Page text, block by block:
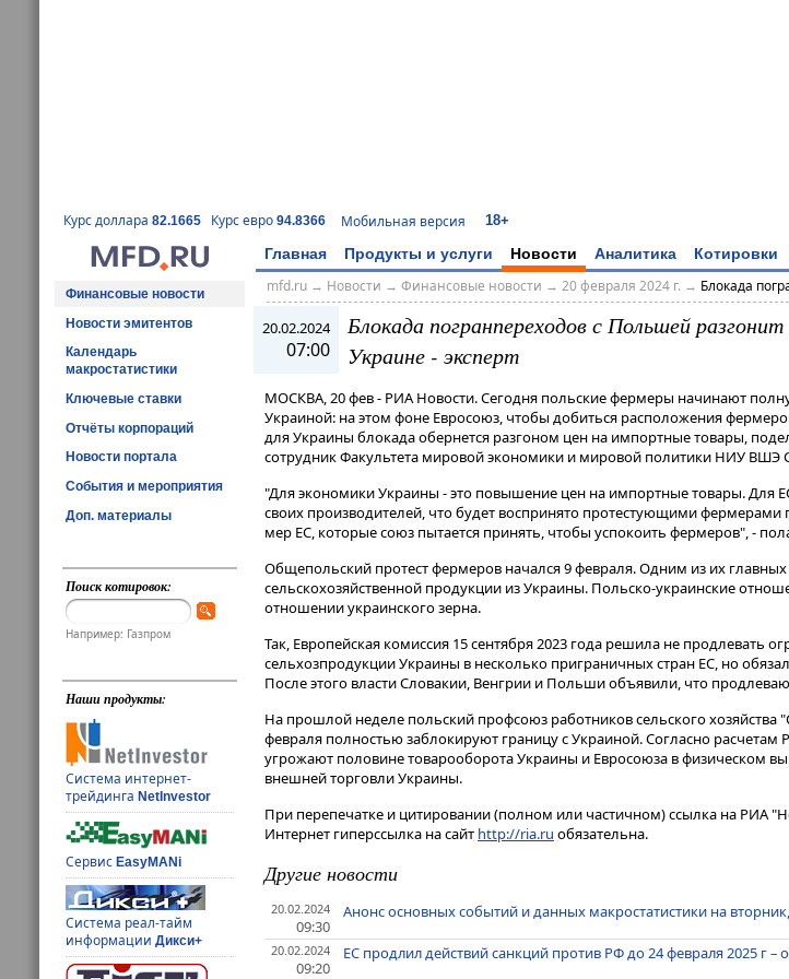
Курс доллара 82.1665 Курс евро 94.8366 Мобильная версия 18+
Главная Продукты и услуги Новости Аналитика Котировки
Финансовые новости
Новости эмитентов
Календарь
макростатистики
Ключевые ставки
Отчёты корпораций
Новости портала
События и мероприятия
Доп. материалы
Поиск котировок:
Например: Газпром
Наши продукты:
Система интернет-
трейдингаNetInvestor
СервисEasyMANi
Система реал-тайм
информацииДикси+
mfd.ru→ Новости → Финансовые новости → 20 февраля 2024 г. → Блокада
20.02.2024
07:00
Блокада погранпереходов с Польшей
Украине - эксперт
МОСКВА, 20 фев - РИА Новости. Сегодня польские фермеры начинают
Украиной: на этом фоне Евросоюз, чтобы добиться расположения
для Украины блокада обернется разгоном цен на импортные товары,
сотрудник Факультета мировой экономики и мировой политики НИУ ВШЭ
"Для экономики Украины - это повышение цен на импортные товары​​​. Для
своих производителей, что будет воспринято протестующими фермерами
мер ЕС, которые союз пытается принять, чтобы успокоить фермеров", -
Общепольский протест фермеров начался 9 февраля. Одним из их
сельскохозяйственной продукции из Украины. Польско-украинские
отношении украинского зерна.
Так, Европейская комиссия 15 сентября 2023 года решила не продлевать
сельхозпродукции Украины в несколько приграничных стран ЕС, но
После этого власти Словакии, Венгрии и Польши объявили, что
На прошлой неделе польский профсоюз работников сельского
февраля полностью заблокируют границу с Украиной. Согласно расчетам
угрожают половине товарооборота Украины и Евросоюза в физическом
внешней торговли Украины.
При перепечатке и цитировании (полном или частичном) ссылка на РИА
Интернет гиперссылка на сайт http://ria.ru обязательна.
Другие новости
20.02.2024
09:30
Анонс основных событий и данных макростатистики на
20.02.2024
09:20
ЕС продлил действий санкций против РФ до 24 февраля 2025 г